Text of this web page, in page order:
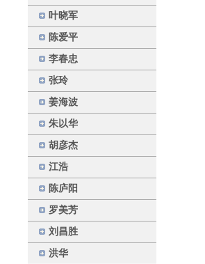
叶晓军
陈爱平
李春忠
张玲
姜海波
朱以华
胡彦杰
江浩
陈庐阳
罗美芳
刘昌胜
洪华